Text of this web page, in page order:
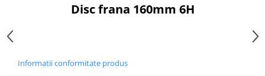
Lant bicicleta
Urechi cadru bicicleta
Ghidoane bicicleta
Disc frana 160mm 6H
Informatii conformitate produs